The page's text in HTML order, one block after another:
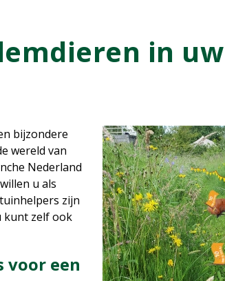
in
bijzondere
wereld van
Nederland
u als
zijn
kunt zelf ook
voor een